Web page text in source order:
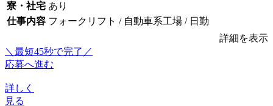
寮・社宅 あり
仕事内容 フォークリフト / 自動車系工場 / 日勤
詳細を表示
＼最短45秒で完了／
応募へ進む
詳しく
見る